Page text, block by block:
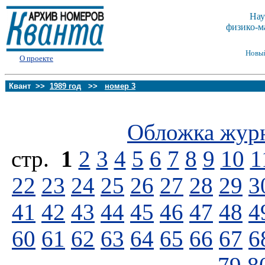
О проекте
физико-
Квант >> 1989 год >> номер 3
Обложка
стp. 1 2 3 4 5 6 7 8 9 10
22 23 24 25 26 27 28 29
41 42 43 44 45 46 47 48
60 61 62 63 64 65 66 67